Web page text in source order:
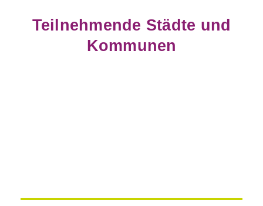
Teilnehmende Städte und
Kommunen